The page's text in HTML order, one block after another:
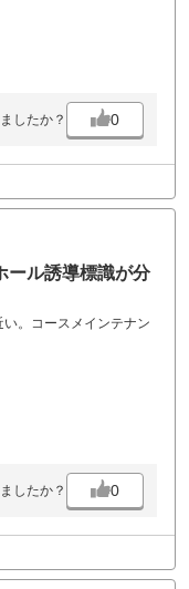
したか？ 0
ール誘導標識が分
。コースメインテナン
夫をお願いします。
したか？ 0